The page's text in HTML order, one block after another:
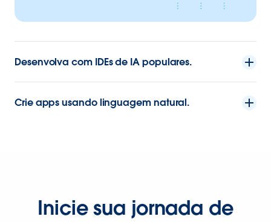
Desenvolva com IDEs de IA populares.
Crie apps usando linguagem natural.
Inicie sua jornada de